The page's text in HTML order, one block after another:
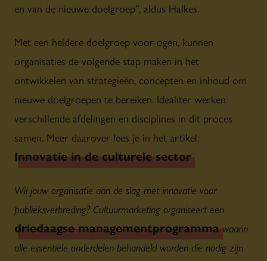
en van de nieuwe doelgroep”, aldus Halkes.
Met een heldere doelgroep voor ogen, kunnen
organisaties de volgende stap maken in het
ontwikkelen van strategieën, concepten en inhoud om
nieuwe doelgroepen te bereiken. Idealiter werken
verschillende afdelingen en disciplines in dit proces
samen. Meer daarover lees je in het artikel:
Innovatie in de culturele sector.
Wil jouw organisatie aan de slag met innovatie voor
publieksverbreding? Cultuurmarketing organiseert een
driedaagse managementprogrammawaarin
alle essentiële onderdelen behandeld worden die nodig zijn